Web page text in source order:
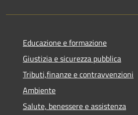
Educazione e formazione
Giustizia e sicurezza pubblica
Tributi,finanze e contravvenzioni
Ambiente
Salute, benessere e assistenza